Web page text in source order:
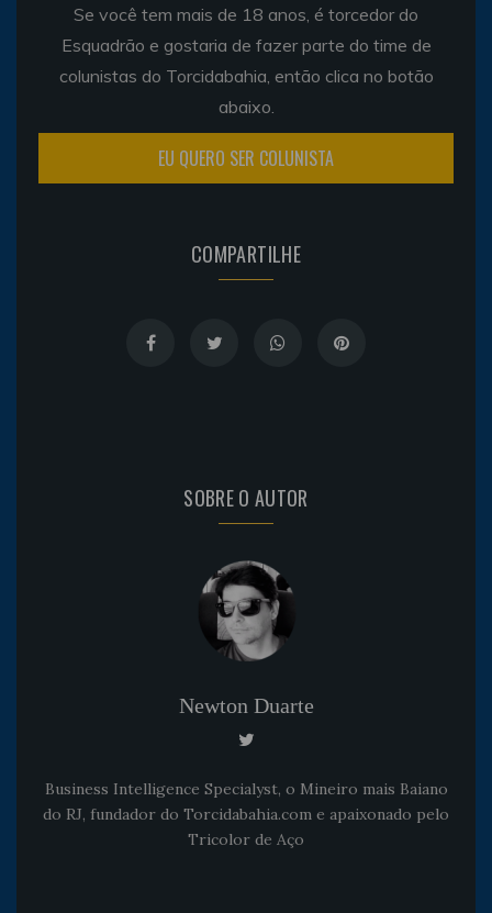
Se você tem mais de 18 anos, é torcedor do
Esquadrão e gostaria de fazer parte do time de
colunistas do Torcidabahia, então clica no botão
abaixo.
EU QUERO SER COLUNISTA
COMPARTILHE
SOBRE O AUTOR
Newton Duarte
Business Intelligence Specialyst, o Mineiro mais Baiano
do RJ, fundador do Torcidabahia.com e apaixonado pelo
Tricolor de Aço